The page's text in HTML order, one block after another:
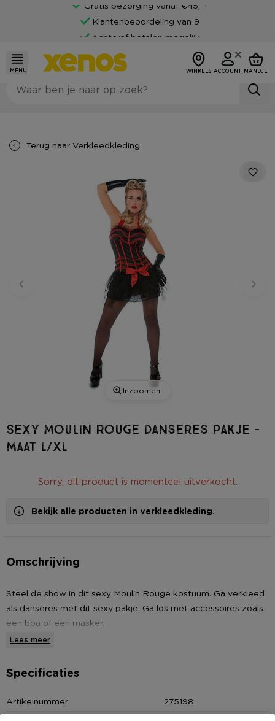
Gratis bezorging vanaf €45,-*
Klantenbeoordeling van 9
Achteraf betalen mogelijk
MENU WINKELS ACCOUNT MANDJE
Terug naar Verkleedkleding
Inzoomen
Sexy Moulin Rouge danseres pakje -
maat L/XL
Sorry, dit product is momenteel uitverkocht.
Bekijk alle producten in verkleedkleding.
Omschrijving
Steel de show in dit sexy Moulin Rouge kostuum. Ga verkleed
als danseres met dit sexy pakje. Ga los met accessoires zoals
een boa of een masker.
Dames S-M, 36-38.
Dames L-XL, 40-42.
Lees meer
Specificaties
Artikelnummer
275198